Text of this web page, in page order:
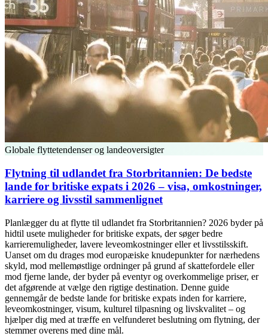
Globale flyttetendenser og landeoversigter
Flytning til udlandet fra Storbritannien: De bedste
lande for britiske expats i 2026 – visa, omkostninger,
karriere og livsstil sammenlignet
Planlægger du at flytte til udlandet fra Storbritannien? 2026 byder på
hidtil usete muligheder for britiske expats, der søger bedre
karrieremuligheder, lavere leveomkostninger eller et livsstilsskift.
Uanset om du drages mod europæiske knudepunkter for nærhedens
skyld, mod mellemøstlige ordninger på grund af skattefordele eller
mod fjerne lande, der byder på eventyr og overkommelige priser, er
det afgørende at vælge den rigtige destination. Denne guide
gennemgår de bedste lande for britiske expats inden for karriere,
leveomkostninger, visum, kulturel tilpasning og livskvalitet – og
hjælper dig med at træffe en velfunderet beslutning om flytning, der
stemmer overens med dine mål.